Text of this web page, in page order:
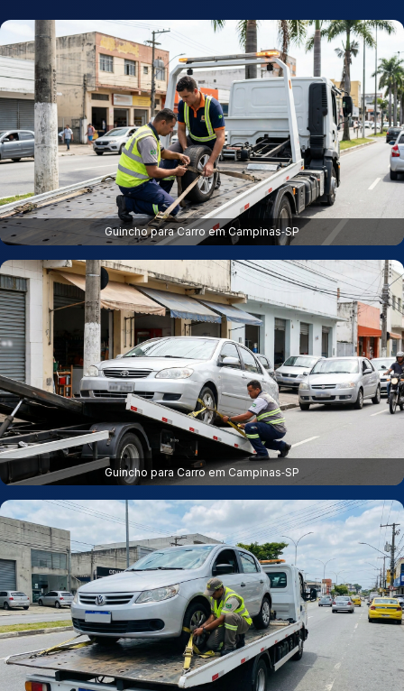
Guincho para Carro em Campinas‑SP
Guincho para Carro em Campinas‑SP